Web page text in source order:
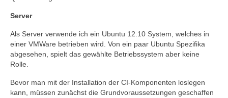
Server
Als Server verwende ich ein Ubuntu 12.10 System, welches in
einer VMWare betrieben wird. Von ein paar Ubuntu Spezifika
abgesehen, spielt das gewählte Betriebssystem aber keine
Rolle.
Bevor man mit der Installation der CI-Komponenten loslegen
kann, müssen zunächst die Grundvoraussetzungen geschaffen